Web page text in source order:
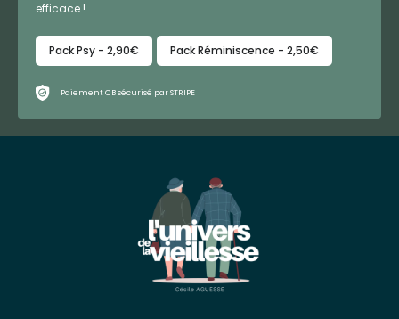
efficace !
Pack Psy - 2,90€ Pack Réminiscence - 2,50€
Paiement CB sécurisé par STRIPE